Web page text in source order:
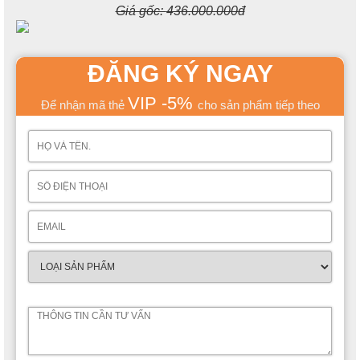
Giá gốc:436.000.000đ
ĐĂNG KÝ NGAY
Để nhận mã thẻ VIP -5% cho sản phẩm tiếp theo